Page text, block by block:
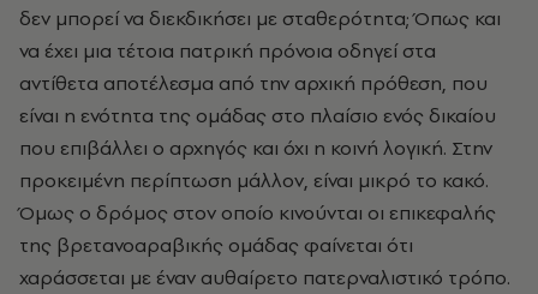
δεν μπορεί να διεκδικήσει με σταθερότητα; Όπως και
να έχει μια τέτοια πατρική πρόνοια οδηγεί στα
αντίθετα αποτέλεσμα από την αρχική πρόθεση, που
είναι η ενότητα της ομάδας στο πλαίσιο ενός δικαίου
που επιβάλλει ο αρχηγός και όχι η κοινή λογική. Στην
προκειμένη περίπτωση μάλλον, είναι μικρό το κακό.
Όμως ο δρόμος στον οποίο κινούνται οι επικεφαλής
της βρετανοαραβικής ομάδας φαίνεται ότι
χαράσσεται με έναν αυθαίρετο πατερναλιστικό τρόπο.